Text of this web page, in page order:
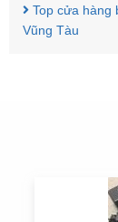
Top cửa hàng
Vũng Tàu